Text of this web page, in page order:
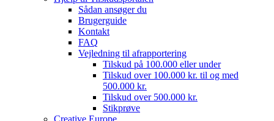
Sådan ansøger du
Brugerguide
Kontakt
FAQ
Vejledning til afrapportering
Tilskud på 100.000 eller under
Tilskud over 100.000 kr. til og med
500.000 kr.
Tilskud over 500.000 kr.
Stikprøve
Creative Europe